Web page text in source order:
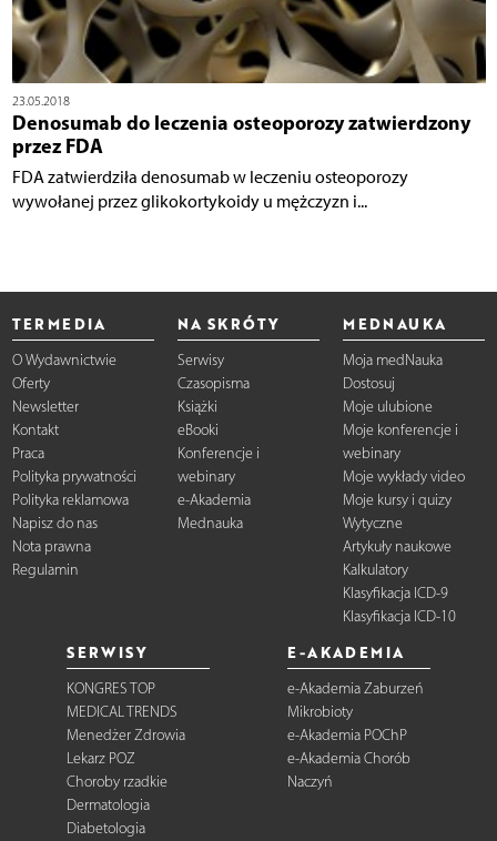
23.05.2018
Denosumab do leczenia osteoporozy zatwierdzony
przez FDA
FDA zatwierdziła denosumab w leczeniu osteoporozy
wywołanej przez glikokortykoidy u mężczyzn i...
TERMEDIA
O Wydawnictwie
Oferty
Newsletter
Kontakt
Praca
Polityka prywatności
Polityka reklamowa
Napisz do nas
Nota prawna
Regulamin
NA SKRÓTY
Serwisy
Czasopisma
Książki
eBooki
Konferencje i
webinary
e-Akademia
Mednauka
MEDNAUKA
Moja medNauka
Dostosuj
Moje ulubione
Moje konferencje i
webinary
Moje wykłady video
Moje kursy i quizy
Wytyczne
Artykuły naukowe
Kalkulatory
Klasyfikacja ICD-9
Klasyfikacja ICD-10
SERWISY
KONGRES TOP
MEDICAL TRENDS
Menedżer Zdrowia
Lekarz POZ
Choroby rzadkie
Dermatologia
Diabetologia
E-AKADEMIA
e-Akademia Zaburzeń
Mikrobioty
e-Akademia POChP
e-Akademia Chorób
Naczyń